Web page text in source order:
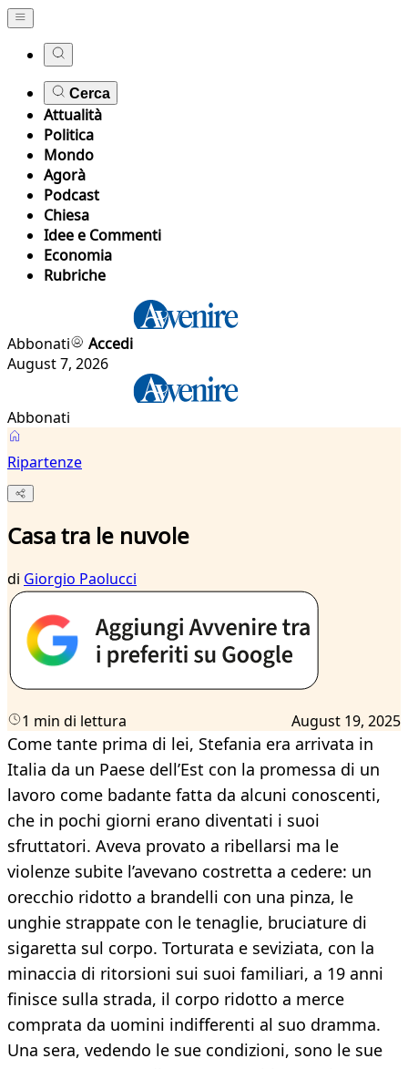
Cerca
Attualità
Politica
Mondo
Agorà
Podcast
Chiesa
Idee e Commenti
Economia
Rubriche
Abbonati
Accedi
August 7, 2026
Abbonati
Ripartenze
Casa tra le nuvole
di Giorgio Paolucci
1 min di lettura August 19, 2025
Come tante prima di lei, Stefania era arrivata in
Italia da un Paese dell’Est con la promessa di un
lavoro come badante fatta da alcuni conoscenti,
che in pochi giorni erano diventati i suoi
sfruttatori. Aveva provato a ribellarsi ma le
violenze subite l’avevano costretta a cedere: un
orecchio ridotto a brandelli con una pinza, le
unghie strappate con le tenaglie, bruciature di
sigaretta sul corpo. Torturata e seviziata, con la
minaccia di ritorsioni sui suoi familiari, a 19 anni
finisce sulla strada, il corpo ridotto a merce
comprata da uomini indifferenti al suo dramma.
Una sera, vedendo le sue condizioni, sono le sue